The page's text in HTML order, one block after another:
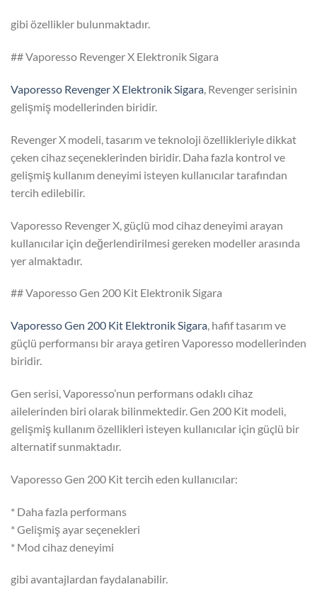
gibi özellikler bulunmaktadır.
## Vaporesso Revenger X Elektronik Sigara
Vaporesso Revenger X Elektronik Sigara, Revenger serisinin
gelişmiş modellerinden biridir.
Revenger X modeli, tasarım ve teknoloji özellikleriyle dikkat
çeken cihaz seçeneklerinden biridir. Daha fazla kontrol ve
gelişmiş kullanım deneyimi isteyen kullanıcılar tarafından
tercih edilebilir.
Vaporesso Revenger X, güçlü mod cihaz deneyimi arayan
kullanıcılar için değerlendirilmesi gereken modeller arasında
yer almaktadır.
## Vaporesso Gen 200 Kit Elektronik Sigara
Vaporesso Gen 200 Kit Elektronik Sigara, hafif tasarım ve
güçlü performansı bir araya getiren Vaporesso modellerinden
biridir.
Gen serisi, Vaporesso’nun performans odaklı cihaz
ailelerinden biri olarak bilinmektedir. Gen 200 Kit modeli,
gelişmiş kullanım özellikleri isteyen kullanıcılar için güçlü bir
alternatif sunmaktadır.
Vaporesso Gen 200 Kit tercih eden kullanıcılar:
* Daha fazla performans
* Gelişmiş ayar seçenekleri
* Mod cihaz deneyimi
gibi avantajlardan faydalanabilir.